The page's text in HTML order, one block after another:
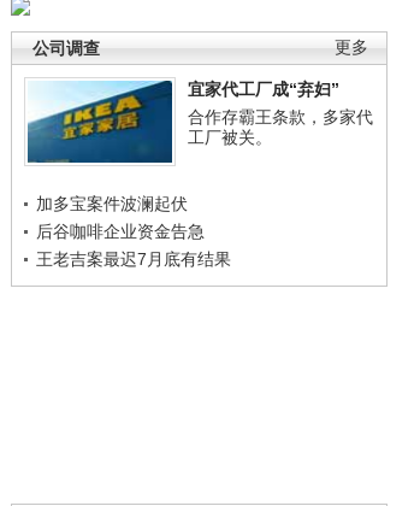
更多
公司调查
宜家代工厂成“弃妇”
合作存霸王条款，多家代
工厂被关。
加多宝案件波澜起伏
后谷咖啡企业资金告急
王老吉案最迟7月底有结果